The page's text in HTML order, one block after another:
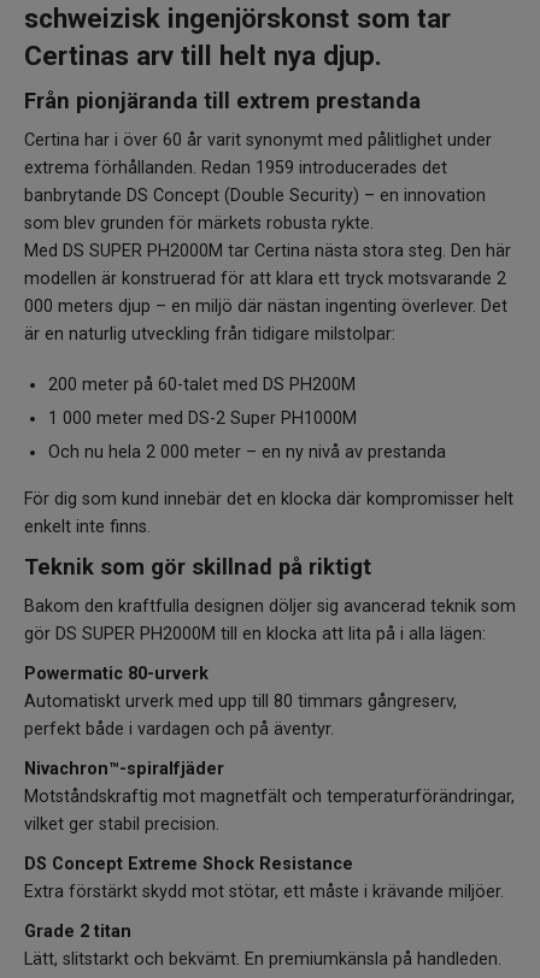
schweizisk ingenjörskonst som tar
Certinas arv till helt nya djup.
Från pionjäranda till extrem prestanda
Certina har i över 60 år varit synonymt med pålitlighet under
extrema förhållanden. Redan 1959 introducerades det
banbrytande DS Concept (Double Security) – en innovation
som blev grunden för märkets robusta rykte.
Med DS SUPER PH2000M tar Certina nästa stora steg. Den här
modellen är konstruerad för att klara ett tryck motsvarande 2
000 meters djup – en miljö där nästan ingenting överlever. Det
är en naturlig utveckling från tidigare milstolpar:
200 meter på 60-talet med DS PH200M
1 000 meter med DS-2 Super PH1000M
Och nu hela 2 000 meter – en ny nivå av prestanda
För dig som kund innebär det en klocka där kompromisser helt
enkelt inte finns.
Teknik som gör skillnad på riktigt
Bakom den kraftfulla designen döljer sig avancerad teknik som
gör DS SUPER PH2000M till en klocka att lita på i alla lägen:
Powermatic 80-urverk
Automatiskt urverk med upp till 80 timmars gångreserv,
perfekt både i vardagen och på äventyr.
Nivachron™-spiralfjäder
Motståndskraftig mot magnetfält och temperaturförändringar,
vilket ger stabil precision.
DS Concept Extreme Shock Resistance
Extra förstärkt skydd mot stötar, ett måste i krävande miljöer.
Grade 2 titan
Lätt, slitstarkt och bekvämt. En premiumkänsla på handleden.